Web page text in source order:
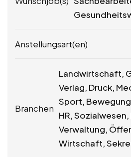
Anstellungsart(en)
Branchen
Landwirtschaft,
Verlag, Druck,
Sport,
HR,
Verwaltung,
Wirtschaft,